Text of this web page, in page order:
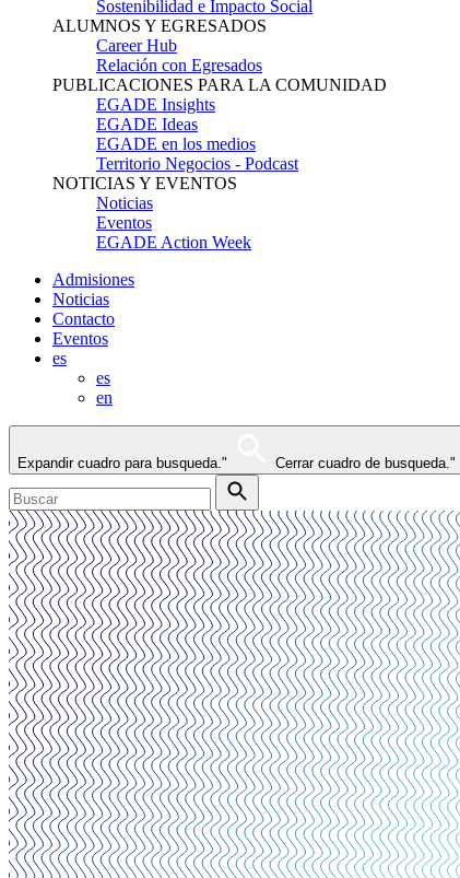
Sostenibilidad e Impacto Social
ALUMNOS Y EGRESADOS
Career Hub
Relación con Egresados
PUBLICACIONES PARA LA COMUNIDAD
EGADE Insights
EGADE Ideas
EGADE en los medios
Territorio Negocios - Podcast
NOTICIAS Y EVENTOS
Noticias
Eventos
EGADE Action Week
Admisiones
Noticias
Contacto
Eventos
es
es
en
Expandir cuadro para busqueda." Cerrar cuadro de busqueda."